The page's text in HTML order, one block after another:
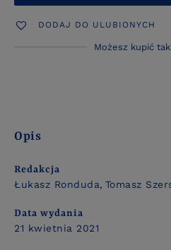
DODAJ DO ULUBIONYCH
Możesz kupić
Opis
Redakcja
Łukasz Ronduda Tomasz
Data wydania
21 kwietnia 2021